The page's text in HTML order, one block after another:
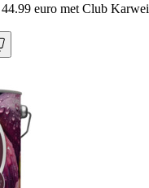
euro met Club Karwei